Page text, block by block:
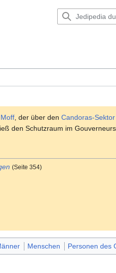
Moff , der über den Candoras-Sektor
den Schutzraum im
(Seite 354)
Menschen Personen des